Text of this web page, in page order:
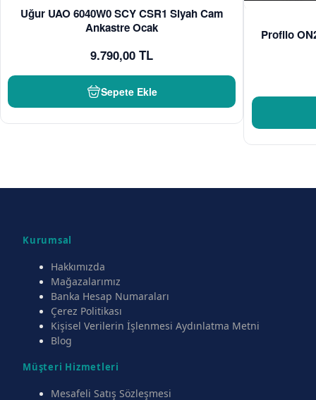
Uğur UAO 6040W0 SCY CSR1 Siyah Cam
Ankastre Ocak
9.790,00 TL
Sepete Ekle
Profilo
Kurumsal
Hakkımızda
Mağazalarımız
Banka Hesap Numaraları
Çerez Politikası
Kişisel Verilerin İşlenmesi Aydınlatma Metni
Blog
Müşteri Hizmetleri
Mesafeli Satış Sözleşmesi